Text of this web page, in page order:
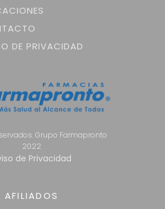
DE PRIVACIDAD
Grupo Farmapronto
2022
de Privacidad
AFILIADOS